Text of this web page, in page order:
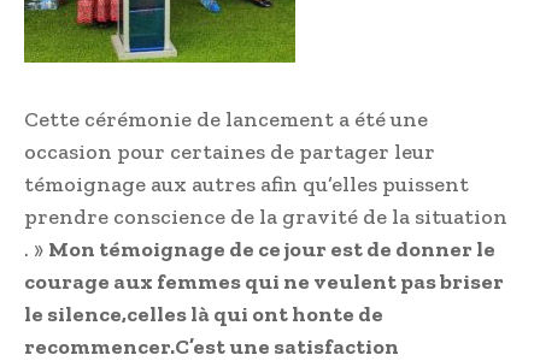
Cette cérémonie de lancement a été une
occasion pour certaines de partager leur
témoignage aux autres afin qu’elles puissent
prendre conscience de la gravité de la situation
. » Mon témoignage de ce jour est de donner le
courage aux femmes qui ne veulent pas briser
le silence,celles là qui ont honte de
recommencer.C’est une satisfaction